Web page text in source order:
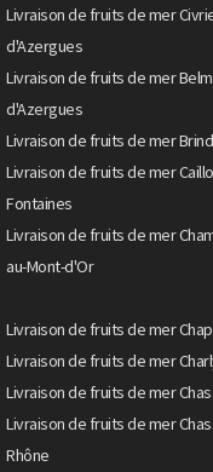
Livraison de fruits de mer
d'Azergues
Livraison de fruits de mer
d'Azergues
Livraison de fruits de mer
Livraison de fruits de mer
Fontaines
Livraison de fruits de mer
au-Mont-d'Or
Livraison de fruits de mer
Livraison de fruits de mer
Livraison de fruits de mer
Livraison de fruits de mer
Rhône